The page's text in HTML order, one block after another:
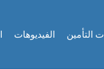
التأمين الفيديوهات